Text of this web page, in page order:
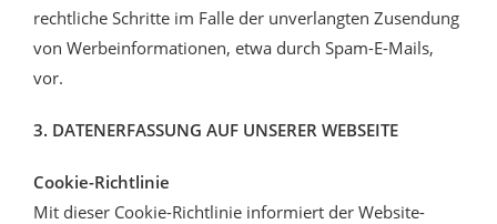
rechtliche Schritte im Falle der unverlangten Zusendung
von Werbeinformationen, etwa durch Spam-E-Mails,
vor.
3. DATENERFASSUNG AUF UNSERER WEBSEITE
Cookie-Richtlinie
Mit dieser Cookie-Richtlinie informiert der Website-